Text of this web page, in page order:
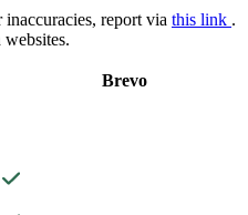
report via this link .
Brevo